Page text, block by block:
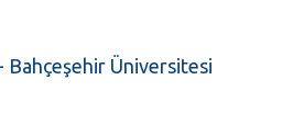
Bahçeşehir Üniversitesi